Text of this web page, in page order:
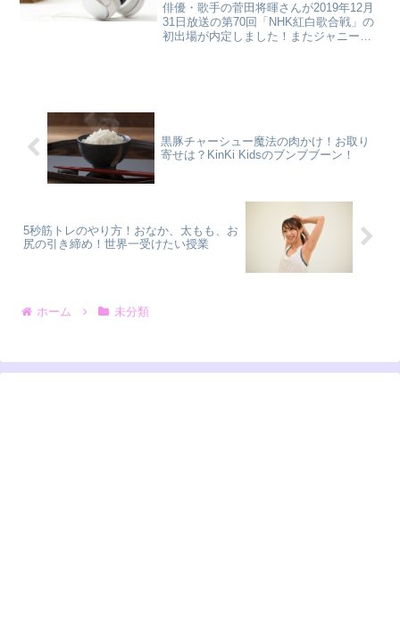
俳優・歌手の菅田将暉さんが2019年12月
31日放送の第70回「NHK紅白歌合戦」の
初出場が内定しました！またジャニーさ
黒豚チャーシュー魔法の肉かけ！お取り
寄せは？KinKi Kidsのブンブブーン！
5秒筋トレのやり方！おなか、太もも、お
尻の引き締め！世界一受けたい授業
ホーム 未分類